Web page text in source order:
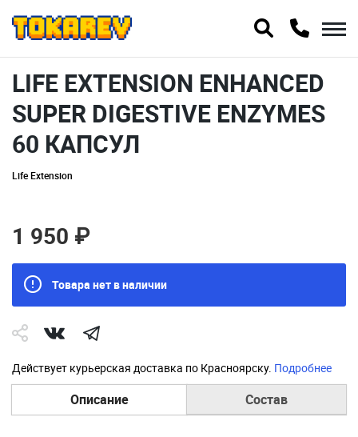
LIFE EXTENSION ENHANCED
SUPER DIGESTIVE ENZYMES
60 КАПСУЛ
Life Extension
1 950 ₽
Товара нет в наличии
Действует курьерская доставка по Красноярску. Подробнее
Описание Состав